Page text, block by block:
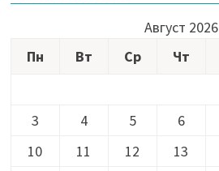
Август 2026
Пн
Вт Ср Чт
3
4 5 6
10
11 12 13